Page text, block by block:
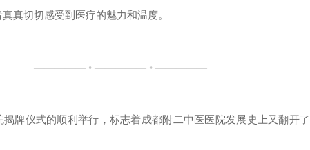
真切切感受到医疗的魅力和温度。
————— • ————— • —————
揭牌仪式的顺利举行，标志着成都附二中医医院发展史上又翻开了